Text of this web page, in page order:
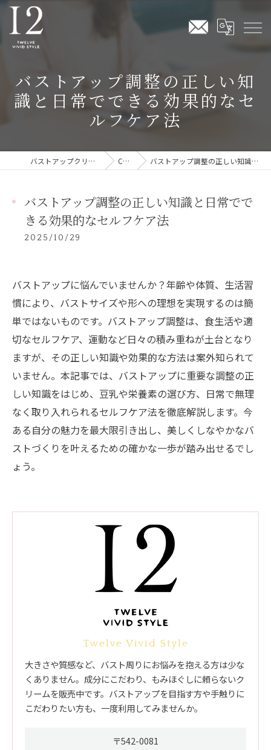
バストアップ調整の正しい知
識と日常でできる効果的なセ
ルフケア法
バストアップクリームならTwelve Vivid Style COLUMN バストアップ調整の正しい知識と日常でできる効果的なセルフケア法
バストアップ調整の正しい知識と日常でで
きる効果的なセルフケア法
2025/10/29
バストアップに悩んでいませんか？年齢や体質、生活習
慣により、バストサイズや形への理想を実現するのは簡
単ではないものです。バストアップ調整は、食生活や適
切なセルフケア、運動など日々の積み重ねが土台となり
ますが、その正しい知識や効果的な方法は案外知られて
いません。本記事では、バストアップに重要な調整の正
しい知識をはじめ、豆乳や栄養素の選び方、日常で無理
なく取り入れられるセルフケア法を徹底解説します。今
ある自分の魅力を最大限引き出し、美しくしなやかなバ
ストづくりを叶えるための確かな一歩が踏み出せるでし
ょう。
Twelve Vivid Style
大きさや質感など、バスト周りにお悩みを抱える方は少な
くありません。成分にこだわり、もみほぐしに頼らないク
リームを販売中です。バストアップを目指す方や手触りに
こだわりたい方も、一度利用してみませんか。
〒542-0081